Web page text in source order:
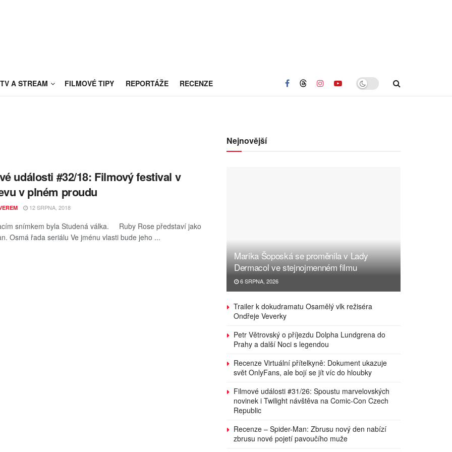
TV A STREAM FILMOVÉ TIPY REPORTÁŽE RECENZE
události #32/18: Filmový festival v
v plném proudu
12 SRPNA, 2018
snímkem byla Studená válka. Ruby Rose představí jako
Osmá řada seriálu Ve jménu vlasti bude jeho ...
Nejnovější
Marika Šoposká se proměnila v Lady
Dermacol ve stejnojmenném filmu
6 SRPNA, 2026
Trailer k dokudramatu Osamělý vlk režiséra
Ondřeje Veverky
Petr Větrovský o příjezdu Dolpha Lundgrena do
Prahy a další Noci s legendou
Recenze Virtuální přítelkyně: Dokument ukazuje
svět OnlyFans, ale bojí se jít víc do hloubky
Filmové události #31/26: Spoustu marvelovských
novinek i Twilight návštěva na Comic-Con Czech
Republic
Recenze – Spider-Man: Zbrusu nový den nabízí
zbrusu nové pojetí pavoučího muže